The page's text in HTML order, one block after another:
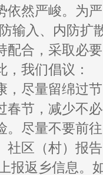
依然严峻。为
输入、内防扩
配合，采取必
，我们倡议
，尽量留绵过
春节，减少不
。尽量不要前
社区（村）报
报返乡信息。